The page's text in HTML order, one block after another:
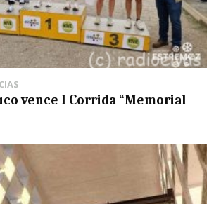
vence I Corrida “Memorial